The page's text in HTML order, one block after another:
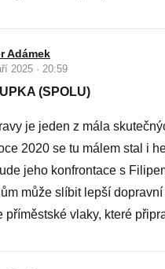
Adámek
2025 · 20:59
(SPOLU)
je jeden z mála
2020 se tu málem stal i
jeho konfrontace s
může slíbit lepší
příměstské vlaky, které